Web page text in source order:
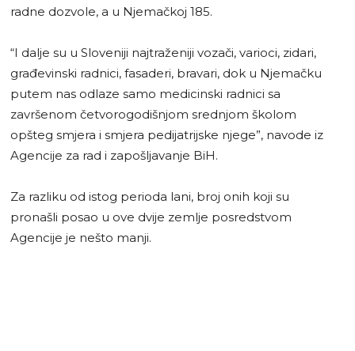
radne dozvole, a u Njemačkoj 185.
“I dalje su u Sloveniji najtraženiji vozači, varioci, zidari,
građevinski radnici, fasaderi, bravari, dok u Njemačku
putem nas odlaze samo medicinski radnici sa
završenom četvorogodišnjom srednjom školom
opšteg smjera i smjera pedijatrijske njege”, navode iz
Agencije za rad i zapošljavanje BiH.
Za razliku od istog perioda lani, broj onih koji su
pronašli posao u ove dvije zemlje posredstvom
Agencije je nešto manji.